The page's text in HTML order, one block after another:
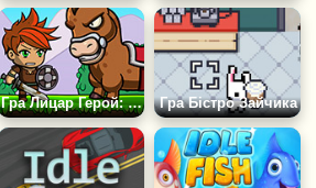
Гра Лицар Герой: Пригода Гра Бістро Зайчика